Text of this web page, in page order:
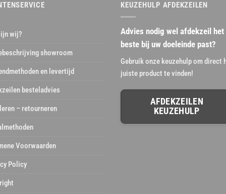
wij?
showroom
en levertijd
besteladvies
– retourneren
Voorwaarden
Policy
KEUZEHULP AFDEKZEILEN
Advies nodig wel afdekzeil het
beste bij uw doeleinde past?
Gebruik onze keuzehulp om direct
juiste product te vinden!
AFDEKZEILEN
KEUZEHULP